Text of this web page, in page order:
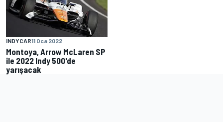
INDYCAR11 Oca 2022
Montoya, Arrow McLaren SP
ile 2022 Indy 500'de
yarışacak